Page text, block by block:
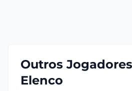
Outros
Elenco